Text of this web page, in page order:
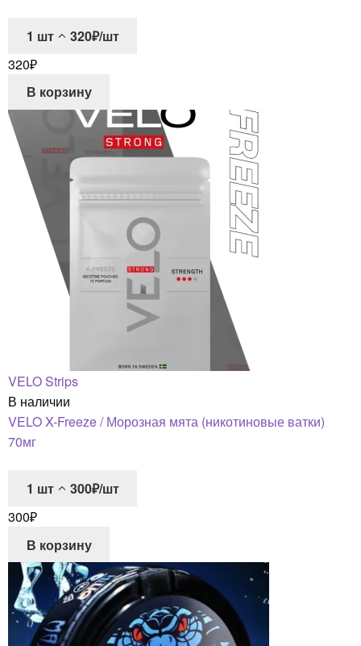
1 шт
320₽/шт
320₽
В корзину
VELO Strips
В наличии
VELO X-Freeze / Морозная мята (никотиновые ватки)
70мг
1 шт
300₽/шт
300₽
В корзину